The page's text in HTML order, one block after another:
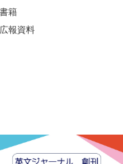
書籍
広報資料